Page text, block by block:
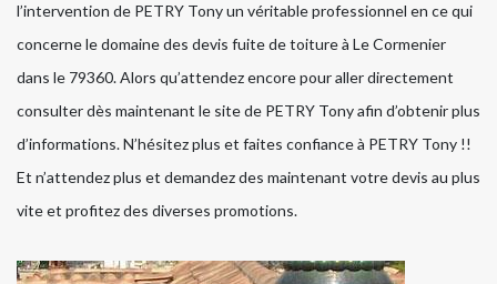
l’intervention de PETRY Tony un véritable professionnel en ce qui
concerne le domaine des devis fuite de toiture à Le Cormenier
dans le 79360. Alors qu’attendez encore pour aller directement
consulter dès maintenant le site de PETRY Tony afin d’obtenir plus
d’informations. N’hésitez plus et faites confiance à PETRY Tony !!
Et n’attendez plus et demandez des maintenant votre devis au plus
vite et profitez des diverses promotions.